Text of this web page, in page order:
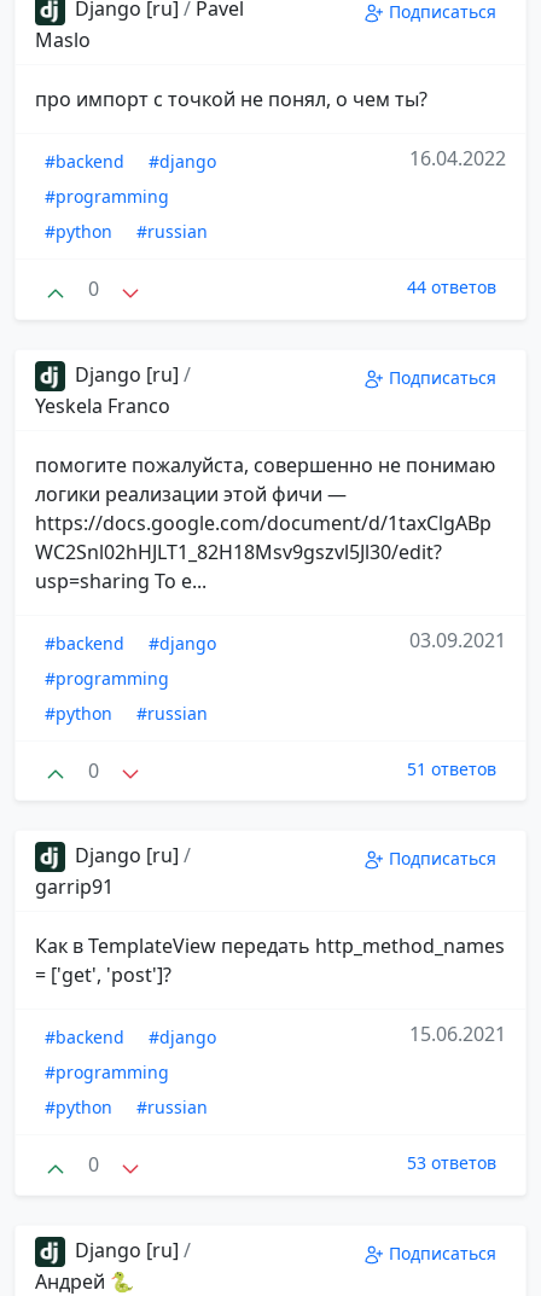
Django [ru] / Pavel
Maslo
Подписаться
про импорт с точкой не понял, о чем ты?
#backend
#django
#programming
#python
#russian
16.04.2022
0 44 ответов
Django [ru] /
Yeskela Franco
Подписаться
помогите пожалуйста, совершенно не понимаю
логики реализации этой фичи —
https://docs.google.com/document/d/1taxClgABp
WC2Snl02hHJLT1_82H18Msv9gszvl5Jl30/edit?
usp=sharing То е...
#backend
#django
#programming
#python
#russian
03.09.2021
0 51 ответов
Django [ru] /
garrip91
Подписаться
Как в TemplateView передать http_method_names
= ['get', 'post']?
#backend
#django
#programming
#python
#russian
15.06.2021
0 53 ответов
Django [ru] /
Андрей 🐍
Подписаться